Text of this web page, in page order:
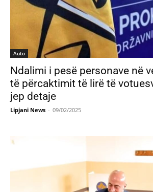
Auto
Ndalimi i pesë personave në
të përcaktimit të lirë të
jep detaje
Lipjani News - 09/02/2025